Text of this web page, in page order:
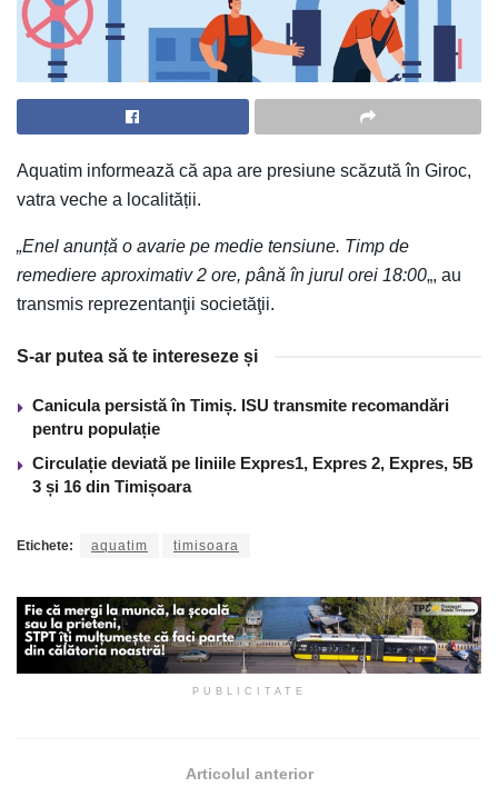
Aquatim informează că apa are presiune scăzută în Giroc,
vatra veche a localității.
„Enel anunță o avarie pe medie tensiune. Timp de
remediere aproximativ 2 ore, până în jurul orei 18:00„, au
transmis reprezentanţii societăţii.
S-ar putea să te intereseze și
Canicula persistă în Timiș. ISU transmite recomandări
pentru populație
Circulație deviată pe liniile Expres1, Expres 2, Expres, 5B
3 și 16 din Timișoara
Etichete: aquatim timisoara
PUBLICITATE
Articolul anterior